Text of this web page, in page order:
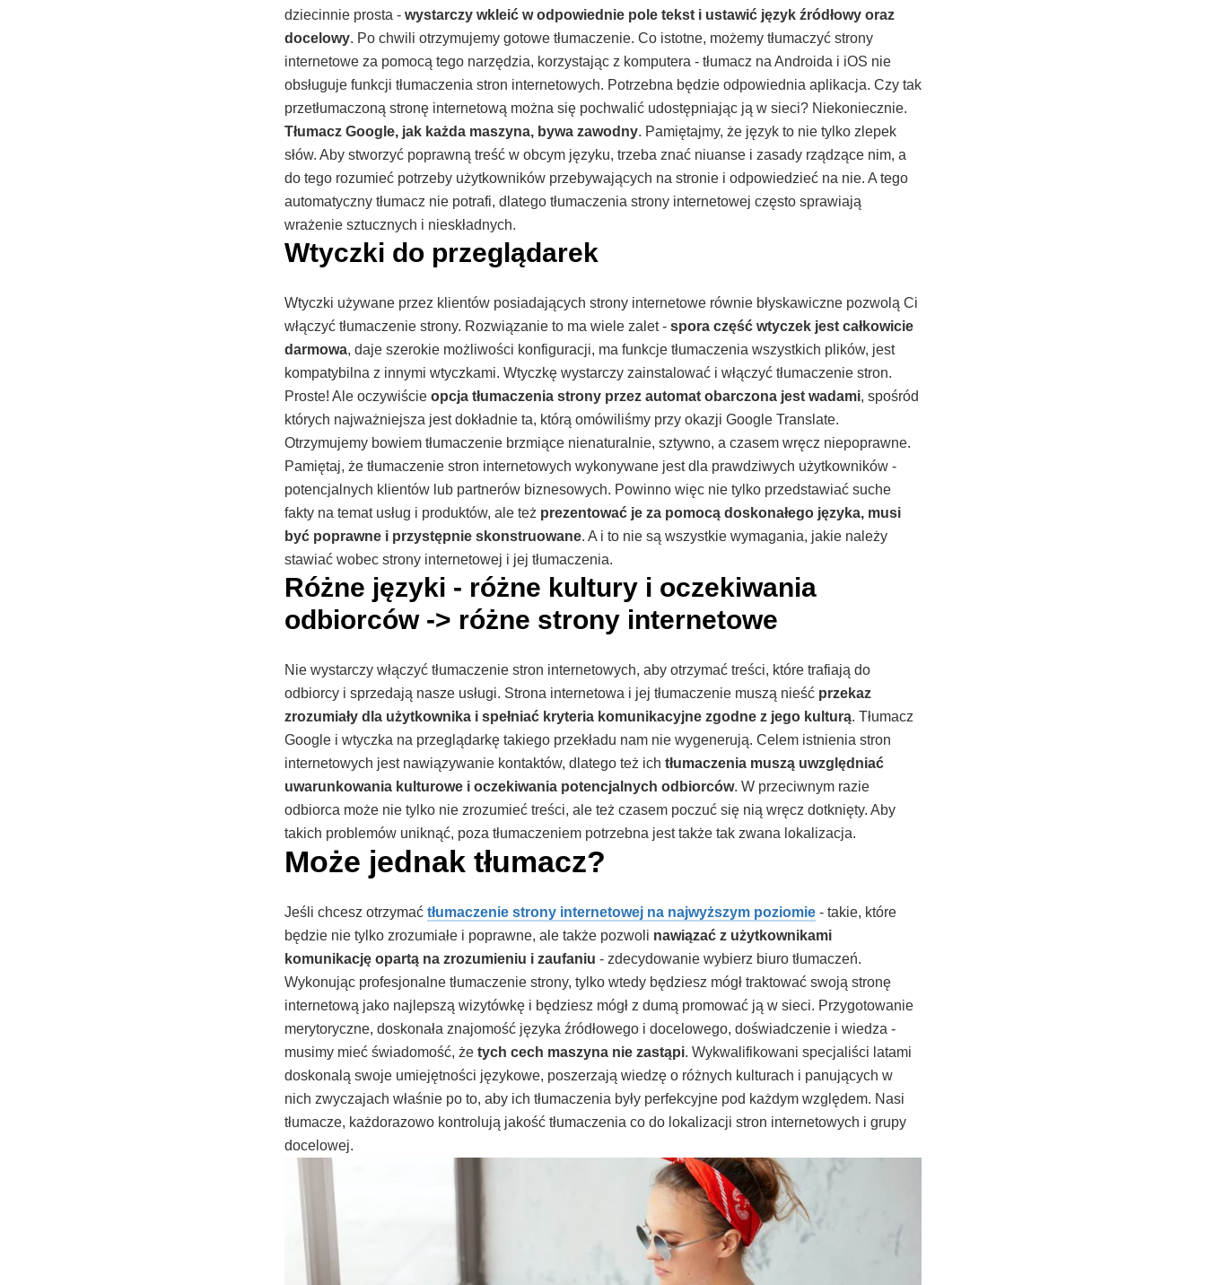
dziecinnie prosta - wystarczy wkleić w odpowiednie pole tekst i ustawić język źródłowy oraz
docelowy. Po chwili otrzymujemy gotowe tłumaczenie. Co istotne, możemy tłumaczyć strony
internetowe za pomocą tego narzędzia, korzystając z komputera - tłumacz na Androida i iOS nie
obsługuje funkcji tłumaczenia stron internetowych. Potrzebna będzie odpowiednia aplikacja. Czy tak
przetłumaczoną stronę internetową można się pochwalić udostępniając ją w sieci? Niekoniecznie.
Tłumacz Google, jak każda maszyna, bywa zawodny. Pamiętajmy, że język to nie tylko zlepek
słów. Aby stworzyć poprawną treść w obcym języku, trzeba znać niuanse i zasady rządzące nim, a
do tego rozumieć potrzeby użytkowników przebywających na stronie i odpowiedzieć na nie. A tego
automatyczny tłumacz nie potrafi, dlatego tłumaczenia strony internetowej często sprawiają
wrażenie sztucznych i nieskładnych.
Wtyczki do przeglądarek
Wtyczki używane przez klientów posiadających strony internetowe równie błyskawiczne pozwolą Ci
włączyć tłumaczenie strony. Rozwiązanie to ma wiele zalet - spora część wtyczek jest całkowicie
darmowa, daje szerokie możliwości konfiguracji, ma funkcje tłumaczenia wszystkich plików, jest
kompatybilna z innymi wtyczkami. Wtyczkę wystarczy zainstalować i włączyć tłumaczenie stron.
Proste! Ale oczywiście opcja tłumaczenia strony przez automat obarczona jest wadami, spośród
których najważniejsza jest dokładnie ta, którą omówiliśmy przy okazji Google Translate.
Otrzymujemy bowiem tłumaczenie brzmiące nienaturalnie, sztywno, a czasem wręcz niepoprawne.
Pamiętaj, że tłumaczenie stron internetowych wykonywane jest dla prawdziwych użytkowników -
potencjalnych klientów lub partnerów biznesowych. Powinno więc nie tylko przedstawiać suche
fakty na temat usług i produktów, ale też prezentować je za pomocą doskonałego języka, musi
być poprawne i przystępnie skonstruowane. A i to nie są wszystkie wymagania, jakie należy
stawiać wobec strony internetowej i jej tłumaczenia.
Różne języki - różne kultury i oczekiwania
odbiorców -> różne strony internetowe
Nie wystarczy włączyć tłumaczenie stron internetowych, aby otrzymać treści, które trafiają do
odbiorcy i sprzedają nasze usługi. Strona internetowa i jej tłumaczenie muszą nieść przekaz
zrozumiały dla użytkownika i spełniać kryteria komunikacyjne zgodne z jego kulturą. Tłumacz
Google i wtyczka na przeglądarkę takiego przekładu nam nie wygenerują. Celem istnienia stron
internetowych jest nawiązywanie kontaktów, dlatego też ich tłumaczenia muszą uwzględniać
uwarunkowania kulturowe i oczekiwania potencjalnych odbiorców. W przeciwnym razie
odbiorca może nie tylko nie zrozumieć treści, ale też czasem poczuć się nią wręcz dotknięty. Aby
takich problemów uniknąć, poza tłumaczeniem potrzebna jest także tak zwana lokalizacja.
Może jednak tłumacz?
Jeśli chcesz otrzymać tłumaczenie strony internetowej na najwyższym poziomie - takie, które
będzie nie tylko zrozumiałe i poprawne, ale także pozwoli nawiązać z użytkownikami
komunikację opartą na zrozumieniu i zaufaniu - zdecydowanie wybierz biuro tłumaczeń.
Wykonując profesjonalne tłumaczenie strony, tylko wtedy będziesz mógł traktować swoją stronę
internetową jako najlepszą wizytówkę i będziesz mógł z dumą promować ją w sieci. Przygotowanie
merytoryczne, doskonała znajomość języka źródłowego i docelowego, doświadczenie i wiedza -
musimy mieć świadomość, że tych cech maszyna nie zastąpi. Wykwalifikowani specjaliści latami
doskonalą swoje umiejętności językowe, poszerzają wiedzę o różnych kulturach i panujących w
nich zwyczajach właśnie po to, aby ich tłumaczenia były perfekcyjne pod każdym względem. Nasi
tłumacze, każdorazowo kontrolują jakość tłumaczenia co do lokalizacji stron internetowych i grupy
docelowej.